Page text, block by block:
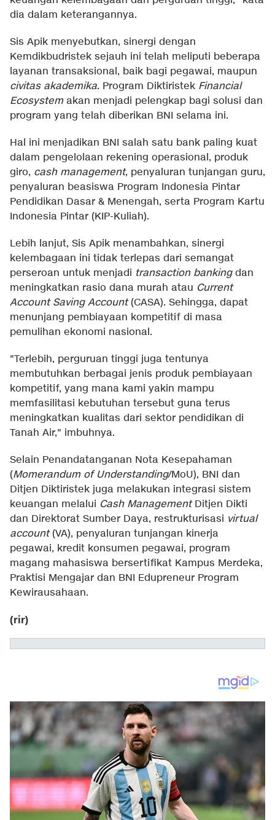
dia dalam keterangannya.
Sis Apik menyebutkan, sinergi dengan
Kemdikbudristek sejauh ini telah meliputi beberapa
layanan transaksional, baik bagi pegawai, maupun
civitas akademika. Program Diktiristek Financial
Ecosystemakan menjadi pelengkap bagi solusi dan
program yang telah diberikan BNI selama ini.
Hal ini menjadikan BNI salah satu bank paling kuat
dalam pengelolaan rekening operasional, produk
giro, cash management, penyaluran tunjangan guru,
penyaluran beasiswa Program Indonesia Pintar
Pendidikan Dasar & Menengah, serta Program Kartu
Indonesia Pintar (KIP-Kuliah).
Lebih lanjut, Sis Apik menambahkan, sinergi
kelembagaan ini tidak terlepas dari semangat
perseroan untuk menjadi transaction bankingdan
meningkatkan rasio dana murah atau Current
Account Saving Account(CASA). Sehingga, dapat
menunjang pembiayaan kompetitif di masa
pemulihan ekonomi nasional.
"Terlebih, perguruan tinggi juga tentunya
membutuhkan berbagai jenis produk pembiayaan
kompetitif, yang mana kami yakin mampu
memfasilitasi kebutuhan tersebut guna terus
meningkatkan kualitas dari sektor pendidikan di
Tanah Air," imbuhnya.
Selain Penandatanganan Nota Kesepahaman
(Momerandum of Understanding/MoU), BNI dan
Ditjen Diktiristek juga melakukan integrasi sistem
keuangan melalui Cash ManagementDitjen Dikti
dan Direktorat Sumber Daya, restrukturisasi virtual
account(VA), penyaluran tunjangan kinerja
pegawai, kredit konsumen pegawai, program
magang mahasiswa bersertifikat Kampus Merdeka,
Praktisi Mengajar dan BNI Edupreneur Program
Kewirausahaan.
(rir)